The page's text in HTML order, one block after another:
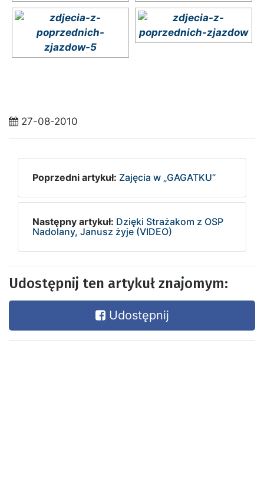
27-08-2010
Poprzedni artykuł: Zajęcia w „GAGATKU”
Następny artykuł: Dzięki Strażakom z OSP
Nadolany, Janusz żyje (VIDEO)
Udostępnij ten artykuł znajomym:
Udostępnij